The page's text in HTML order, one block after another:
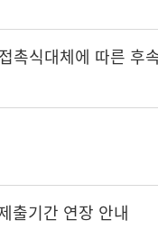
촉식대체에 따른 후
출기간 연장 안내